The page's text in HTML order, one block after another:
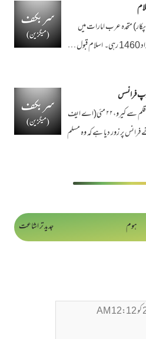
متحدہ عرب امارات میں
…
فرانسس
”سربکف “مجلہ۶(مئی، جون ۲۰۱۶) مدیر کے قلم سے کیرو،۲۲ مئی(اے ایف
پر زور دیا ہے کہ وہ مسلم
جدید تر اشاعت ہوم